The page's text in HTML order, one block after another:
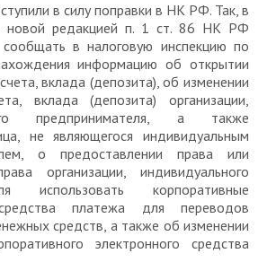
в силу поправки в НК РФ. Так, в
новой редакцией п. 1 ст. 86 НК РФ
в налоговую инспекцию по
информацию об открытии
вклада (депозита), об изменении
вклада (депозита) организации,
предпринимателя, а также
не являющегося индивидуальным
о предоставлении права или
организации, индивидуального
использовать корпоративные
платежа для переводов
средств, а также об изменении
электронного средства